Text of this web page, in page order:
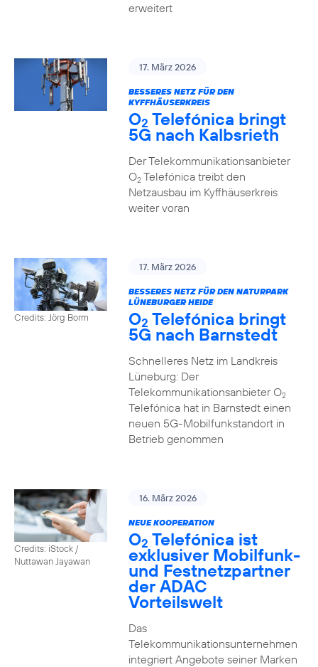
erweitert
17. März 2026
BESSERES NETZ FÜR DEN
KYFFHÄUSERKREIS
O2 Telefónica bringt
5G nach Kalbsrieth
Der Telekommunikationsanbieter
O2Telefónica treibt den
Netzausbau im Kyffhäuserkreis
weiter voran
Credits: Jörg Borm
17. März 2026
BESSERES NETZ FÜR DEN NATURPARK
LÜNEBURGER HEIDE
O2 Telefónica bringt
5G nach Barnstedt
Schnelleres Netz im Landkreis
Lüneburg: Der
Telekommunikationsanbieter O2
Telefónica hat in Barnstedt einen
neuen 5G-Mobilfunkstandort in
Betrieb genommen
Credits: iStock /
Nuttawan Jayawan
16. März 2026
NEUE KOOPERATION
O2 Telefónica ist
exklusiver Mobilfunk-
und Festnetzpartner
der ADAC
Vorteilswelt
Das
Telekommunikationsunternehmen
integriert Angebote seiner Marken